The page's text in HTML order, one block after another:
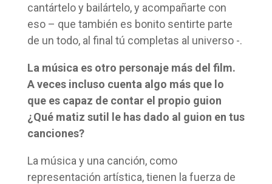
cantártelo y bailártelo, y acompañarte con
eso – que también es bonito sentirte parte
de un todo, al final tú completas al universo -.
La música es otro personaje más del film.
A veces incluso cuenta algo más que lo
que es capaz de contar el propio guion
¿Qué matiz sutil le has dado al guion en tus
canciones?
La música y una canción, como
representación artística, tienen la fuerza de